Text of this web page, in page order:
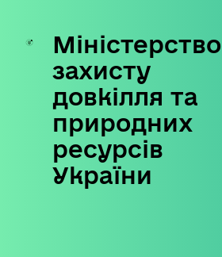
Skip
content
Міністерство
захисту
довкілля та
природних
ресурсів
України